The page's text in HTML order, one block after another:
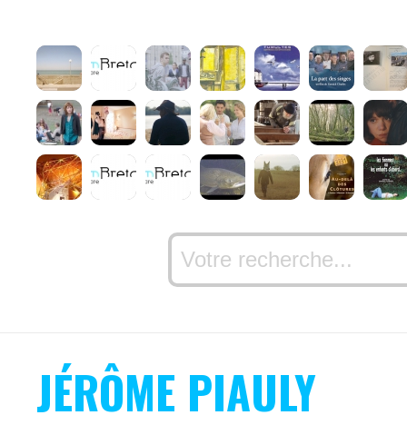
JÉRÔME PIAULY